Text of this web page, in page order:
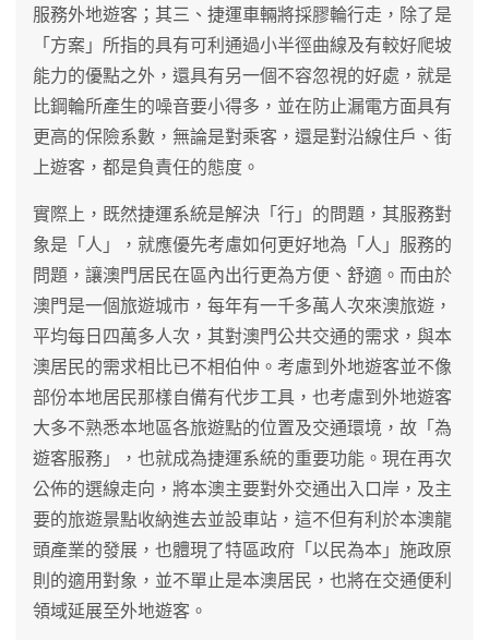
服務外地遊客；其三、捷運車輛將採膠輪行走，除了是
「方案」所指的具有可利通過小半徑曲線及有較好爬坡
能力的優點之外，還具有另一個不容忽視的好處，就是
比鋼輪所產生的噪音要小得多，並在防止漏電方面具有
更高的保險系數，無論是對乘客，還是對沿線住戶、街
上遊客，都是負責任的態度。
實際上，既然捷運系統是解決「行」的問題，其服務對
象是「人」，就應優先考慮如何更好地為「人」服務的
問題，讓澳門居民在區內出行更為方便、舒適。而由於
澳門是一個旅遊城市，每年有一千多萬人次來澳旅遊，
平均每日四萬多人次，其對澳門公共交通的需求，與本
澳居民的需求相比已不相伯仲。考慮到外地遊客並不像
部份本地居民那樣自備有代步工具，也考慮到外地遊客
大多不熟悉本地區各旅遊點的位置及交通環境，故「為
遊客服務」，也就成為捷運系統的重要功能。現在再次
公佈的選線走向，將本澳主要對外交通出入口岸，及主
要的旅遊景點收納進去並設車站，這不但有利於本澳龍
頭產業的發展，也體現了特區政府「以民為本」施政原
則的適用對象，並不單止是本澳居民，也將在交通便利
領域延展至外地遊客。